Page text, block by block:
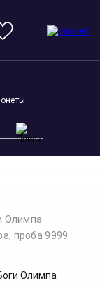
Олимпа
проба 9999